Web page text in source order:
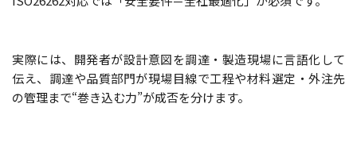
実際には、開発者が設計意図を調達・製造現場に言語化して
伝え、調達や品質部門が現場目線で工程や材料選定・外注先
の管理まで“巻き込む力”が成否を分けます。